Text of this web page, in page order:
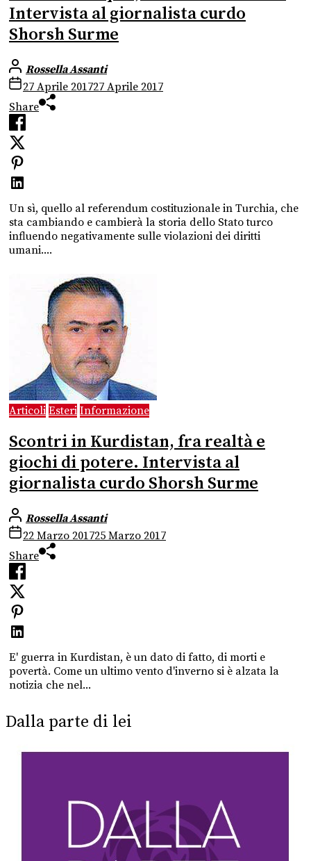
Intervista al giornalista curdo
Shorsh Surme
Rossella Assanti
27 Aprile 201727 Aprile 2017
Share
Un sì, quello al referendum costituzionale in Turchia, che
sta cambiando e cambierà la storia dello Stato turco
influendo negativamente sulle violazioni dei diritti
umani....
Articoli Esteri Informazione
Scontri in Kurdistan, fra realtà e
giochi di potere. Intervista al
giornalista curdo Shorsh Surme
Rossella Assanti
22 Marzo 201725 Marzo 2017
Share
E' guerra in Kurdistan, è un dato di fatto, di morti e
povertà. Come un ultimo vento d'inverno si è alzata la
notizia che nel...
Dalla parte di lei